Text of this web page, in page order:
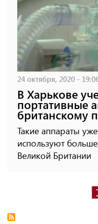
24 октября, 2020 -
В Харькове
портативные
британскому
Такие аппараты
используют
Великой Британии